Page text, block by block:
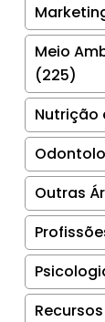
Meio
(225)
Nutrição
Outras